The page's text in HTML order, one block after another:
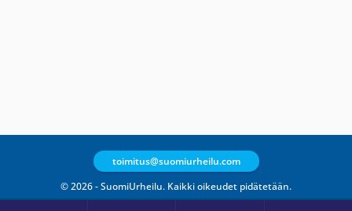
© 2026 - SuomiUrheilu. Kaikki oikeudet pidätetään.
toimitus@suomiurheilu.com